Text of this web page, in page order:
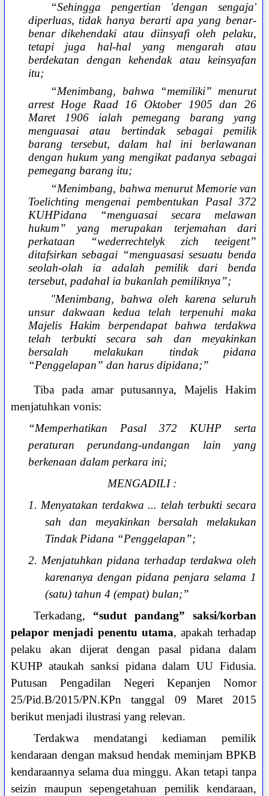
“Sehingga pengertian 'dengan sengaja'
diperluas, tidak hanya berarti apa yang benar-
benar dikehendaki atau diinsyafi oleh pelaku,
tetapi juga hal-hal yang mengarah atau
berdekatan dengan kehendak atau keinsyafan
itu;
“Menimbang, bahwa “memiliki” menurut
arrest Hoge Raad 16 Oktober 1905 dan 26
Maret 1906 ialah pemegang barang yang
menguasai atau bertindak sebagai pemilik
barang tersebut, dalam hal ini berlawanan
dengan hukum yang mengikat padanya sebagai
pemegang barang itu;
“Menimbang, bahwa menurut Memorie van
Toelichting mengenai pembentukan Pasal 372
KUHPidana “menguasai secara melawan
hukum” yang merupakan terjemahan dari
perkataan “wederrechtelyk zich teeigent”
ditafsirkan sebagai “menguasasi sesuatu benda
seolah-olah ia adalah pemilik dari benda
tersebut, padahal ia bukanlah pemiliknya”;
"Menimbang, bahwa oleh karena seluruh
unsur dakwaan kedua telah terpenuhi maka
Majelis Hakim berpendapat bahwa terdakwa
telah terbukti secara sah dan meyakinkan
bersalah melakukan tindak pidana
“Penggelapan” dan harus dipidana;”
Tiba pada amar putusannya, Majelis Hakim
menjatuhkan vonis:
“Memperhatikan Pasal 372 KUHP serta
peraturan perundang-undangan lain yang
berkenaan dalam perkara ini;
MENGADILI :
1. Menyatakan terdakwa ... telah terbukti secara
sah dan meyakinkan bersalah melakukan
Tindak Pidana “Penggelapan”;
2. Menjatuhkan pidana terhadap terdakwa oleh
karenanya dengan pidana penjara selama 1
(satu) tahun 4 (empat) bulan;”
Terkadang, “sudut pandang” saksi/korban
pelapor menjadi penentu utama, apakah terhadap
pelaku akan dijerat dengan pasal pidana dalam
KUHP ataukah sanksi pidana dalam UU Fidusia.
Putusan Pengadilan Negeri Kepanjen Nomor
25/Pid.B/2015/PN.KPn tanggal 09 Maret 2015
berikut menjadi ilustrasi yang relevan.
Terdakwa mendatangi kediaman pemilik
kendaraan dengan maksud hendak meminjam BPKB
kendaraannya selama dua minggu. Akan tetapi tanpa
seizin maupun sepengetahuan pemilik kendaraan,